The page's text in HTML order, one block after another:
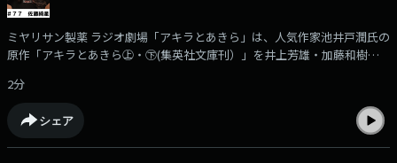
ミヤリサン製薬 ラジオ劇場「アキラとあきら」は、人気作家池井戸潤氏の
原作「アキラとあきら㊤・㊦(集英社文庫刊）」を井上芳雄・加藤和樹のW
豪華出演者の「収録後の声」を収録！アフタートークとして番組の裏話や
役作りに付いてなど様々なエピソードをお届けします。本編はKBCラジオ
で毎週月曜日ごご6時30分から放送！（日曜あさ７時３０分から再放送）
今回の登場は、山崎瑛の高校時代の同級生”だった”北村亜衣役の佐藤綺星
2分
シェア